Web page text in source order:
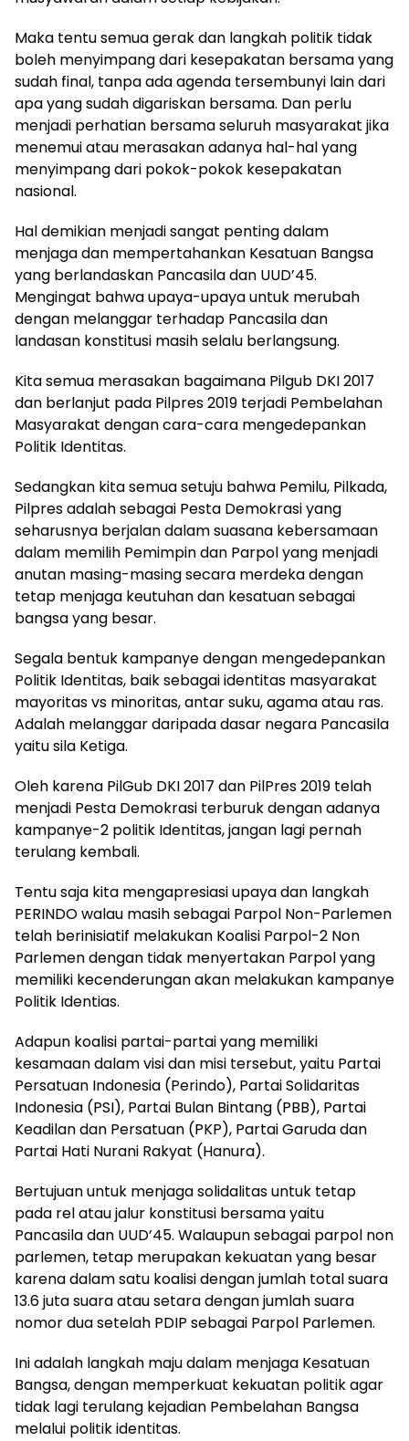
Maka tentu semua gerak dan langkah politik tidak
boleh menyimpang dari kesepakatan bersama yang
sudah final, tanpa ada agenda tersembunyi lain dari
apa yang sudah digariskan bersama. Dan perlu
menjadi perhatian bersama seluruh masyarakat jika
menemui atau merasakan adanya hal-hal yang
menyimpang dari pokok-pokok kesepakatan
nasional.
Hal demikian menjadi sangat penting dalam
menjaga dan mempertahankan Kesatuan Bangsa
yang berlandaskan Pancasila dan UUD’45.
Mengingat bahwa upaya-upaya untuk merubah
dengan melanggar terhadap Pancasila dan
landasan konstitusi masih selalu berlangsung.
Kita semua merasakan bagaimana Pilgub DKI 2017
dan berlanjut pada Pilpres 2019 terjadi Pembelahan
Masyarakat dengan cara-cara mengedepankan
Politik Identitas.
Sedangkan kita semua setuju bahwa Pemilu, Pilkada,
Pilpres adalah sebagai Pesta Demokrasi yang
seharusnya berjalan dalam suasana kebersamaan
dalam memilih Pemimpin dan Parpol yang menjadi
anutan masing-masing secara merdeka dengan
tetap menjaga keutuhan dan kesatuan sebagai
bangsa yang besar.
Segala bentuk kampanye dengan mengedepankan
Politik Identitas, baik sebagai identitas masyarakat
mayoritas vs minoritas, antar suku, agama atau ras.
Adalah melanggar daripada dasar negara Pancasila
yaitu sila Ketiga.
Oleh karena PilGub DKI 2017 dan PilPres 2019 telah
menjadi Pesta Demokrasi terburuk dengan adanya
kampanye-2 politik Identitas, jangan lagi pernah
terulang kembali.
Tentu saja kita mengapresiasi upaya dan langkah
PERINDO walau masih sebagai Parpol Non-Parlemen
telah berinisiatif melakukan Koalisi Parpol-2 Non
Parlemen dengan tidak menyertakan Parpol yang
memiliki kecenderungan akan melakukan kampanye
Politik Identias.
Adapun koalisi partai-partai yang memiliki
kesamaan dalam visi dan misi tersebut, yaitu Partai
Persatuan Indonesia (Perindo), Partai Solidaritas
Indonesia (PSI), Partai Bulan Bintang (PBB), Partai
Keadilan dan Persatuan (PKP), Partai Garuda dan
Partai Hati Nurani Rakyat (Hanura).
Bertujuan untuk menjaga solidalitas untuk tetap
pada rel atau jalur konstitusi bersama yaitu
Pancasila dan UUD’45. Walaupun sebagai parpol non
parlemen, tetap merupakan kekuatan yang besar
karena dalam satu koalisi dengan jumlah total suara
13.6 juta suara atau setara dengan jumlah suara
nomor dua setelah PDIP sebagai Parpol Parlemen.
Ini adalah langkah maju dalam menjaga Kesatuan
Bangsa, dengan memperkuat kekuatan politik agar
tidak lagi terulang kejadian Pembelahan Bangsa
melalui politik identitas.